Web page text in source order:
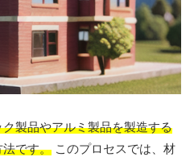
製品やアルミ製品を製造する
法です。 このプロセスでは、材